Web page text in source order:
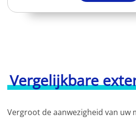
Vergelijkbare
Vergroot de aanwezigheid van uw